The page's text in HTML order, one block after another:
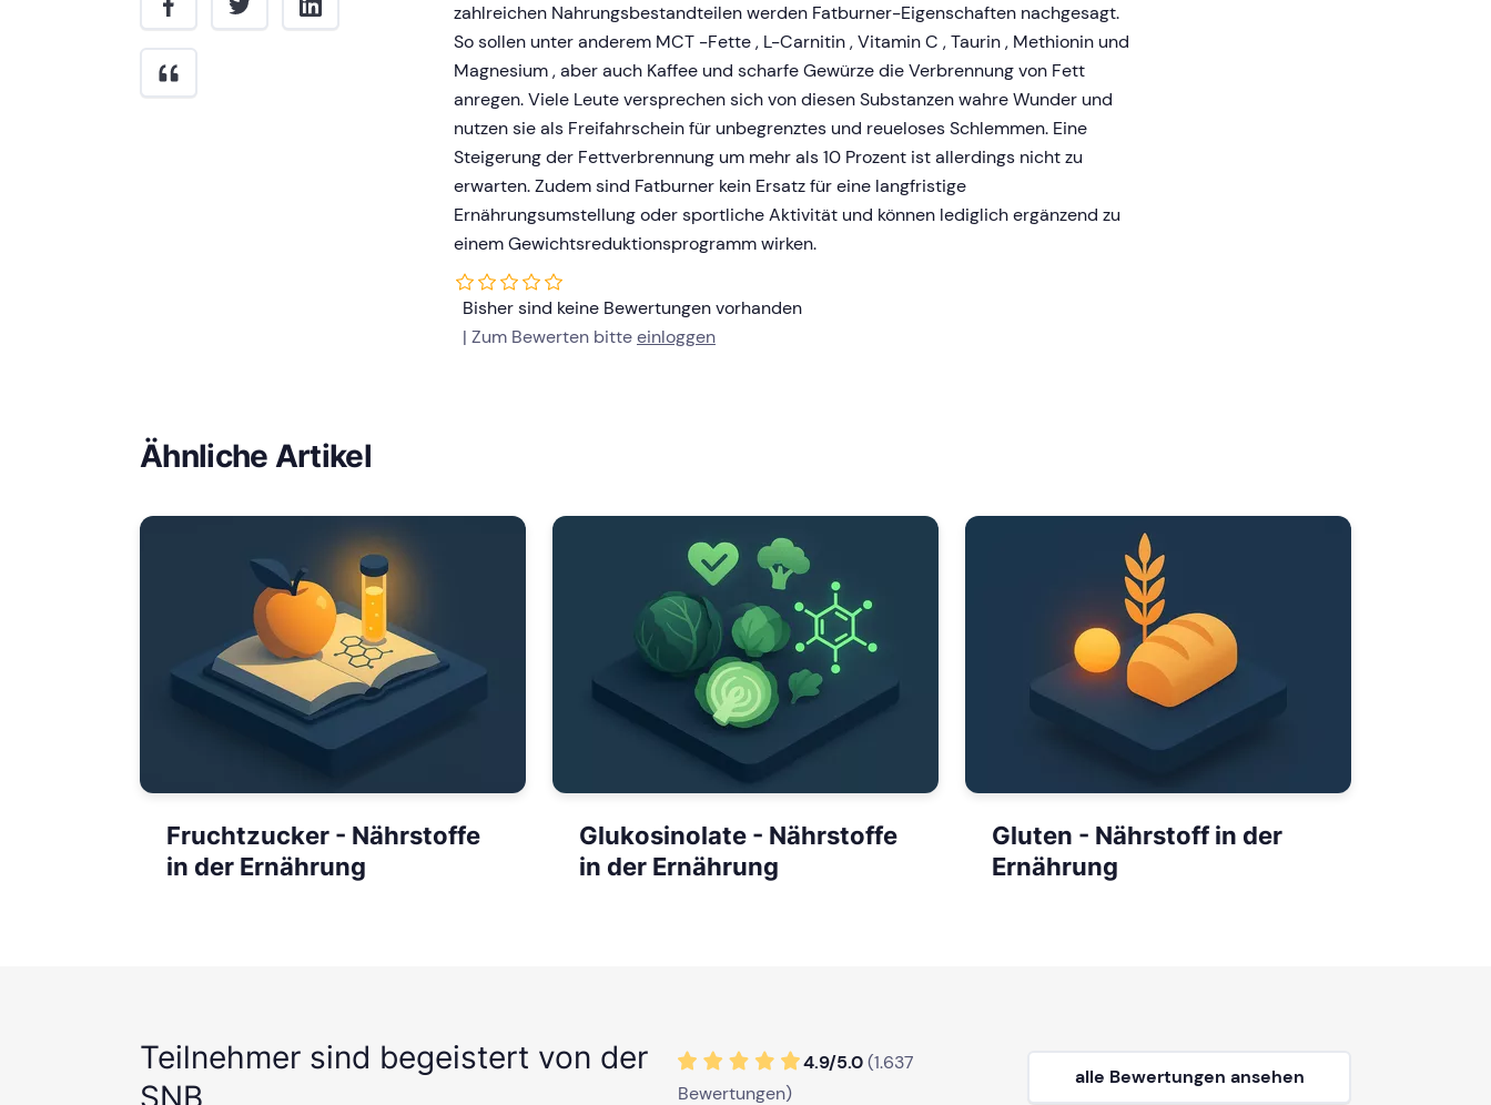
zahlreichen Nahrungsbestandteilen werden Fatburner-Eigenschaften nachgesagt.
So sollen unter anderem MCT -Fette , L-Carnitin , Vitamin C , Taurin , Methionin und
Magnesium , aber auch Kaffee und scharfe Gewürze die Verbrennung von Fett
anregen. Viele Leute versprechen sich von diesen Substanzen wahre Wunder und
nutzen sie als Freifahrschein für unbegrenztes und reueloses Schlemmen. Eine
Steigerung der Fettverbrennung um mehr als 10 Prozent ist allerdings nicht zu
erwarten. Zudem sind Fatburner kein Ersatz für eine langfristige
Ernährungsumstellung oder sportliche Aktivität und können lediglich ergänzend zu
einem Gewichtsreduktionsprogramm wirken.
Bisher sind keine Bewertungen vorhanden
| Zum Bewerten bitteeinloggen
Ähnliche Artikel
Fruchtzucker - Nährstoffe
in der Ernährung
Glukosinolate - Nährstoffe
in der Ernährung
Gluten - Nährstoff in der
Ernährung
Teilnehmer sind begeistert von der
SNB
4.9/5.0(1.637
Bewertungen)
alle Bewertungen ansehen